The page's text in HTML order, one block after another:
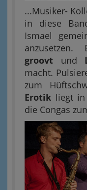
...Musiker-
in diese
Ismael
anzusetzen.
groovt und
macht.
zum
Erotik liegt
die Congas